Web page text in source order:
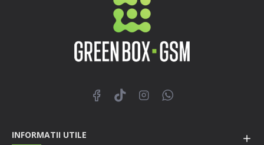
INFORMATII UTILE